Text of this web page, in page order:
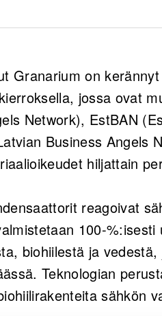
riippuvuutta
LatBANin ja BSV
paikallista ja
toimii
lyhytkestoisiin
ja teollisuuden
Granarium on
jossa ovat
Network), EstBAN
Business Angels
hiljattain
reagoivat
100-
biohiilestä ja
Teknologian
sähkön